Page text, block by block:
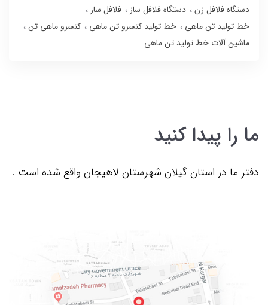
دستگاه فلافل زن
دستگاه فلافل ساز
فلافل ساز
خط تولید تن ماهی
خط تولید کنسرو تن ماهی
کنسرو ماهی تن
ماشین آلات خط تولید تن ماهی
ما را پیدا کنید
دفتر ما در استان گیلان شهرستان لاهیجان واقع شده است .